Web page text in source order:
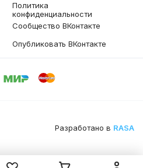
Политика
конфиденциальности
Сообщество ВКонтакте
Опубликовать ВКонтакте
Разработано в RASA